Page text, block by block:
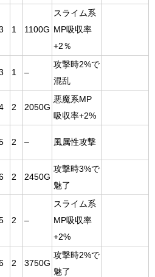
1 1100G
スライム系
MP吸収率
+2％
1 –
攻撃時2%で
混乱
2 2050G
悪魔系MP
吸収率+2%
2 – 風属性攻撃
2 2450G
攻撃時3%で
魅了
2 –
スライム系
MP吸収率
+2%
2 3750G
攻撃時2%で
魅了